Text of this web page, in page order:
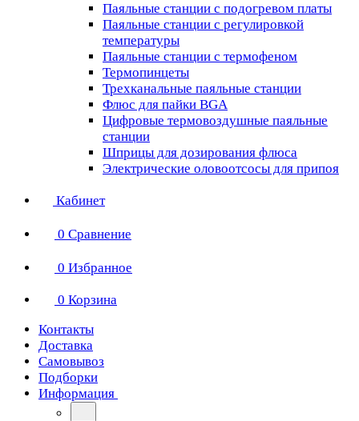
Паяльные станции с подогревом платы
Паяльные станции с регулировкой
температуры
Паяльные станции с термофеном
Термопинцеты
Трехканальные паяльные станции
Флюс для пайки BGA
Цифровые термовоздушные паяльные
станции
Шприцы для дозирования флюса
Электрические оловоотсосы для припоя
Кабинет
0 Сравнение
0 Избранное
0 Корзина
Контакты
Доставка
Самовывоз
Подборки
Информация